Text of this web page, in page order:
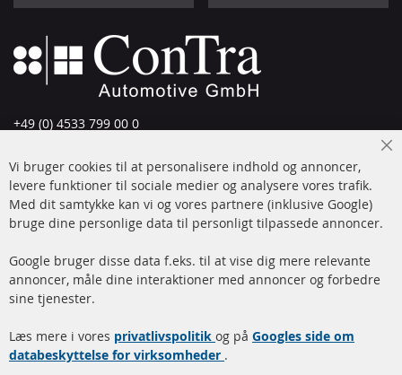
+49 (0) 4533 799 00 0
info@contra-automotive.de
www.contra-automotive.de
Facebook
Instagram
Hurtige links
Dieselpartikelfilter (DPF)
rengøring
Katalysator (KAT)
Kundeservice
Betalingsmetoder
Kontakt
Vi bruger cookies til at personalisere indhold og annoncer,
levere funktioner til sociale medier og analysere vores trafik.
Med dit samtykke kan vi og vores partnere (inklusive Google)
bruge dine personlige data til personligt tilpassede annoncer.
Google bruger disse data f.eks. til at vise dig mere relevante
annoncer, måle dine interaktioner med annoncer og forbedre
sine tjenester.
Læs mere i vores privatlivspolitik og på Googles side om
databeskyttelse for virksomheder .